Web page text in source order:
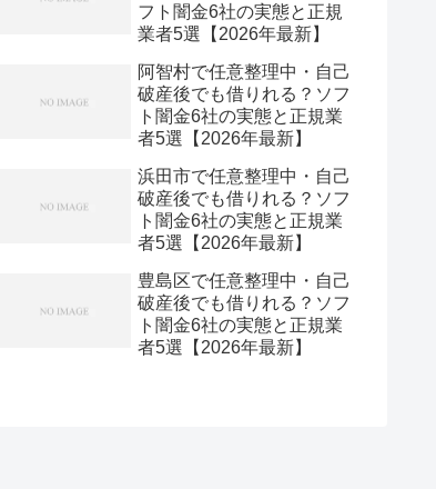
フト闇金6社の実態と正規
業者5選【2026年最新】
阿智村で任意整理中・自己
破産後でも借りれる？ソフ
ト闇金6社の実態と正規業
者5選【2026年最新】
浜田市で任意整理中・自己
破産後でも借りれる？ソフ
ト闇金6社の実態と正規業
者5選【2026年最新】
豊島区で任意整理中・自己
破産後でも借りれる？ソフ
ト闇金6社の実態と正規業
者5選【2026年最新】